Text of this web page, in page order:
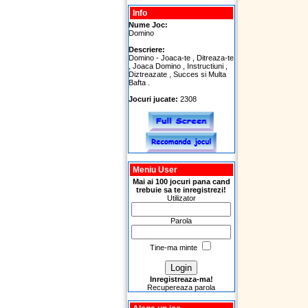
Info
Nume Joc:
Domino
Descriere:
Domino - Joaca-te , Ditreaza-te
, Joaca Domino , Instructiuni ,
Diztreazate , Succes si Multa
Bafta .
Jocuri jucate: 2308
Meniu User
Mai ai 100 jocuri pana cand
trebuie sa te inregistrezi!
Utilizator
Parola
Tine-ma minte
Inregistreaza-ma!
Recupereaza parola